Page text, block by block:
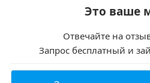
Это ваше
Отвечайте на
Запрос бесплатный и